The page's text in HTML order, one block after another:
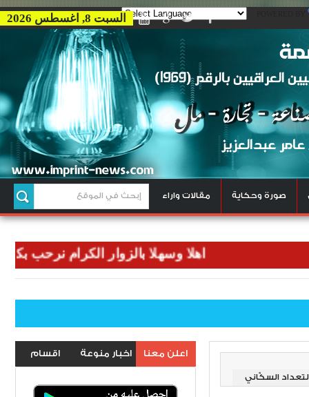
السبت 8, اغسطس 2026
صورة وحكاية مقالات واراء
اهلا وسهلا بالزوار الكرام نرحب بكم في
السكّاني
اعلن معنا اخبار منوعة
اقسام